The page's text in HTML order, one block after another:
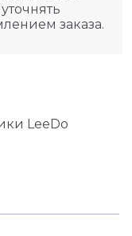
заказа.
LeeDo